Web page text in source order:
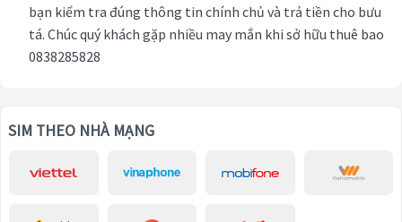
bạn kiểm tra đúng thông tin chính chủ và trả tiền cho bưu
tá. Chúc quý khách gặp nhiều may mắn khi sở hữu thuê bao
0838285828
SIM THEO NHÀ MẠNG